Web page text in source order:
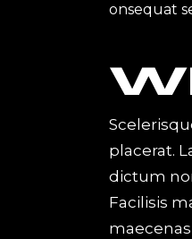
onsequat
placerat.
dictum
Facilisis